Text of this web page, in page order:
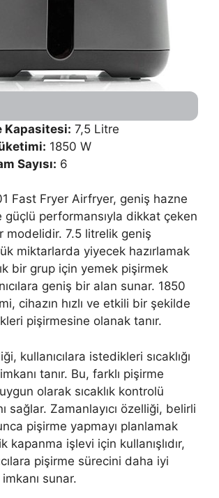
Kapasitesi: 7,5 Litre
1850 W
Sayısı: 6
Fast Fryer Airfryer, geniş hazne
güçlü performansıyla dikkat çeken
modelidir. 7.5 litrelik geniş
miktarlarda yiyecek hazırlamak
bir grup için yemek pişirmek
geniş bir alan sunar. 1850
cihazın hızlı ve etkili bir şekilde
pişirmesine olanak tanır.
kullanıcılara istedikleri sıcaklığı
tanır. Bu, farklı pişirme
olarak sıcaklık kontrolü
sağlar. Zamanlayıcı özelliği, belirli
pişirme yapmayı planlamak
kapanma işlevi için kullanışlıdır,
pişirme sürecini daha iyi
sunar.